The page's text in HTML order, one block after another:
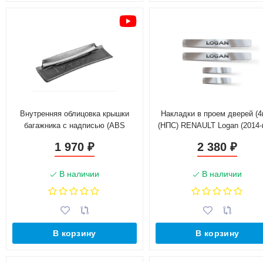
Внутренняя облицовка крышки
багажника с надписью (ABS
1 970 ₽
В наличии
В корзину
Накладки в проем дверей
(НПС) RENAULT Logan
2 380₽
В наличии
В корзину